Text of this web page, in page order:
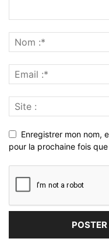
Enregistrer mon nom,
pour la prochaine fois